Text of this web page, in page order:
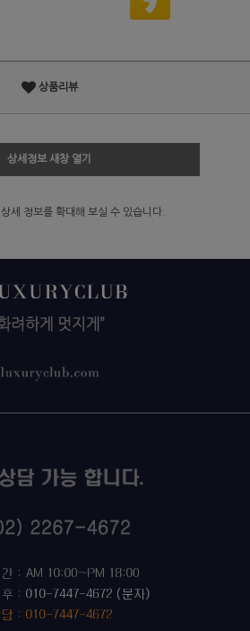
상품리뷰
상세정보 새창 열기
상세 정보를 확대해 보실 수 있습니다.